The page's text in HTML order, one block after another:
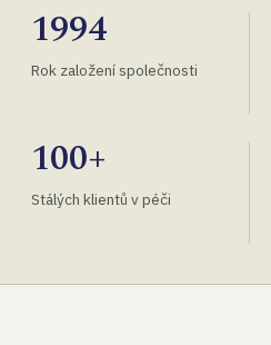
1994
Rok založení společnosti
100+
Stálých klientů v péči